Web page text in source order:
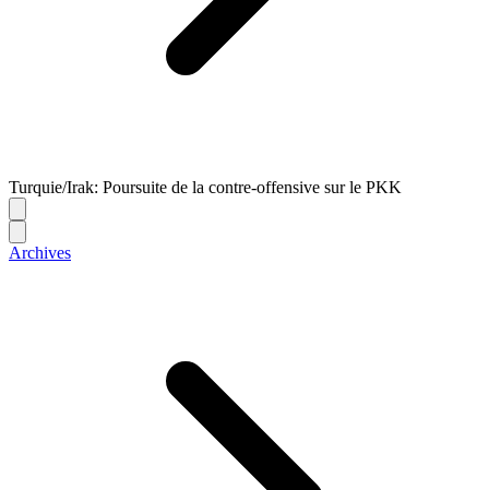
Turquie/Irak: Poursuite de la contre-offensive sur le PKK
Archives